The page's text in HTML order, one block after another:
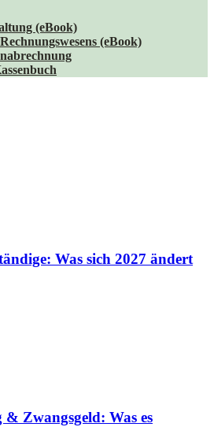
(eBook)
(eBook)
Was sich 2027 ändert
& Zwangsgeld: Was es